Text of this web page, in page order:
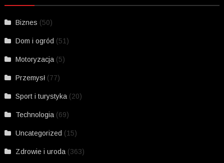
Biznes (50)
Dom i ogród (51)
Motoryzacja (5)
Przemysł (77)
Sport i turystyka (20)
Technologia (69)
Uncategorized (15)
Zdrowie i uroda (363)